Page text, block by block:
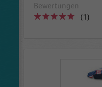
Bewertungen
(1)